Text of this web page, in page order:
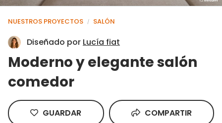
NUESTROS PROYECTOS / SALÓN
Diseñado por Lucía fiat
Moderno y elegante salón
comedor
GUARDAR COMPARTIR